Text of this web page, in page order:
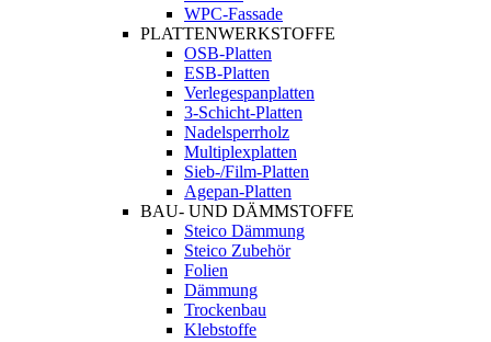
WPC-Fassade
PLATTENWERKSTOFFE
OSB-Platten
ESB-Platten
Verlegespanplatten
3-Schicht-Platten
Nadelsperrholz
Multiplexplatten
Sieb-/Film-Platten
Agepan-Platten
BAU- UND DÄMMSTOFFE
Steico Dämmung
Steico Zubehör
Folien
Dämmung
Trockenbau
Klebstoffe